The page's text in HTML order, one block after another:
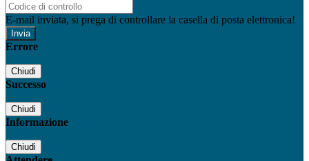
E-mail inviata, si prega di controllare la casella di posta elettronica!
Errore
Chiudi
Successo
Chiudi
Informazione
Chiudi